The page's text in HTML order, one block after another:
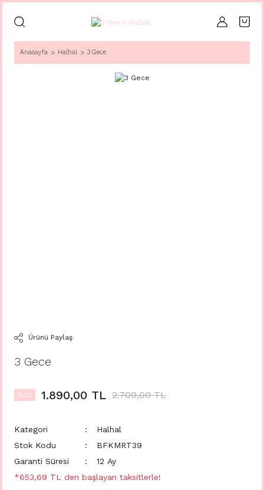
Anasayfa Halhal 3 Gece
Ürünü Paylaş
3 Gece
%30 1.890,00 TL 2.700,00 TL
Kategori
Halhal
Stok Kodu
BFKMRT39
Garanti Süresi
12 Ay
*653,69 TL den başlayan taksitlerle!